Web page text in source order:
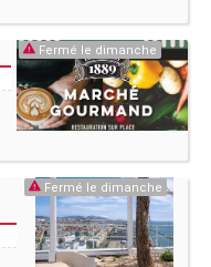
Fermé le dimanche
Fermé le dimanche